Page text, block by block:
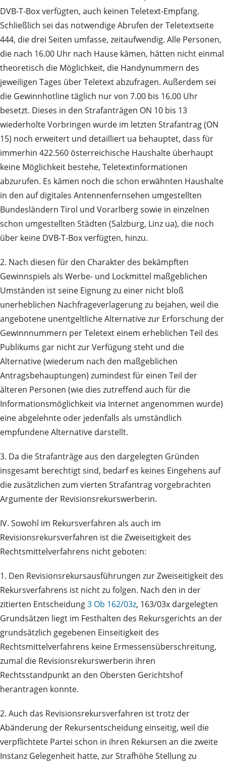
DVB-T-Box verfügten, auch keinen Teletext-Empfang.
Schließlich sei das notwendige Abrufen der Teletextseite
444, die drei Seiten umfasse, zeitaufwendig. Alle Personen,
die nach 16.00 Uhr nach Hause kämen, hätten nicht einmal
theoretisch die Möglichkeit, die Handynummern des
jeweiligen Tages über Teletext abzufragen. Außerdem sei
die Gewinnhotline täglich nur von 7.00 bis 16.00 Uhr
besetzt. Dieses in den Strafanträgen ON 10 bis 13
wiederholte Vorbringen wurde im letzten Strafantrag (ON
15) noch erweitert und detailliert ua behauptet, dass für
immerhin 422.560 österreichische Haushalte überhaupt
keine Möglichkeit bestehe, Teletextinformationen
abzurufen. Es kämen noch die schon erwähnten Haushalte
in den auf digitales Antennenfernsehen umgestellten
Bundesländern Tirol und Vorarlberg sowie in einzelnen
schon umgestellten Städten (Salzburg, Linz ua), die noch
über keine DVB-T-Box verfügten, hinzu.
2. Nach diesen für den Charakter des bekämpften
Gewinnspiels als Werbe- und Lockmittel maßgeblichen
Umständen ist seine Eignung zu einer nicht bloß
unerheblichen Nachfrageverlagerung zu bejahen, weil die
angebotene unentgeltliche Alternative zur Erforschung der
Gewinnnummern per Teletext einem erheblichen Teil des
Publikums gar nicht zur Verfügung steht und die
Alternative (wiederum nach den maßgeblichen
Antragsbehauptungen) zumindest für einen Teil der
älteren Personen (wie dies zutreffend auch für die
Informationsmöglichkeit via Internet angenommen wurde)
eine abgelehnte oder jedenfalls als umständlich
empfundene Alternative darstellt.
3. Da die Strafanträge aus den dargelegten Gründen
insgesamt berechtigt sind, bedarf es keines Eingehens auf
die zusätzlichen zum vierten Strafantrag vorgebrachten
Argumente der Revisionsrekurswerberin.
IV. Sowohl im Rekursverfahren als auch im
Revisionsrekursverfahren ist die Zweiseitigkeit des
Rechtsmittelverfahrens nicht geboten:
1. Den Revisionsrekursausführungen zur Zweiseitigkeit des
Rekursverfahrens ist nicht zu folgen. Nach den in der
zitierten Entscheidung3 Ob 162/03z, 163/03x dargelegten
Grundsätzen liegt im Festhalten des Rekursgerichts an der
grundsätzlich gegebenen Einseitigkeit des
Rechtsmittelverfahrens keine Ermessensüberschreitung,
zumal die Revisionsrekurswerberin ihren
Rechtsstandpunkt an den Obersten Gerichtshof
herantragen konnte.
2. Auch das Revisionsrekursverfahren ist trotz der
Abänderung der Rekursentscheidung einseitig, weil die
verpflichtete Partei schon in ihren Rekursen an die zweite
Instanz Gelegenheit hatte, zur Strafhöhe Stellung zu